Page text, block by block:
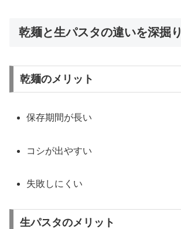
乾麺と生パスタの違いを深掘り
乾麺のメリット
保存期間が長い
コシが出やすい
失敗しにくい
生パスタのメリット